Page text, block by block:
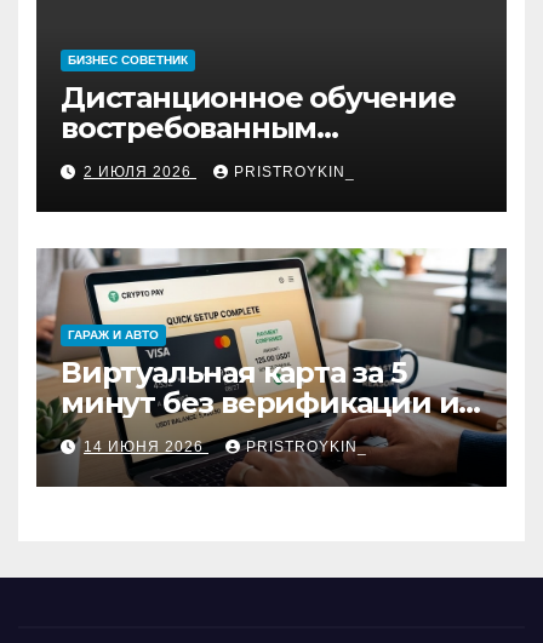
БИЗНЕС СОВЕТНИК
Дистанционное обучение
востребованным
профессиям
2 ИЮЛЯ 2026 PRISTROYKIN_
ГАРАЖ И АВТО
Виртуальная карта за 5
минут без верификации и
участия банков с
пополнением в USDT:
обзор вариантов
14 ИЮНЯ 2026 PRISTROYKIN_